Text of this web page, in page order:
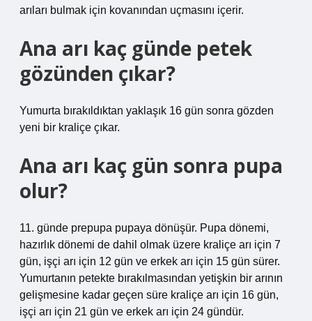
arıları bulmak için kovanından uçmasını içerir.
Ana arı kaç günde petek
gözünden çıkar?
Yumurta bırakıldıktan yaklaşık 16 gün sonra gözden
yeni bir kraliçe çıkar.
Ana arı kaç gün sonra pupa
olur?
11. günde prepupa pupaya dönüşür. Pupa dönemi,
hazırlık dönemi de dahil olmak üzere kraliçe arı için 7
gün, işçi arı için 12 gün ve erkek arı için 15 gün sürer.
Yumurtanın petekte bırakılmasından yetişkin bir arının
gelişmesine kadar geçen süre kraliçe arı için 16 gün,
işçi arı için 21 gün ve erkek arı için 24 gündür.